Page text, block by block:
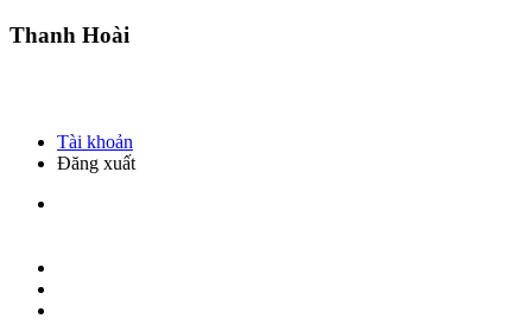
Thanh Hoài
Tài khoản
Đăng xuất